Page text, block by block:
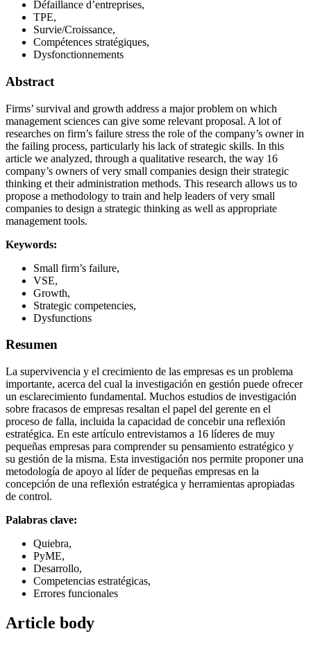
Défaillance d’entreprises,
TPE,
Survie/Croissance,
Compétences stratégiques,
Dysfonctionnements
Abstract
Firms’ survival and growth address a major problem on which
management sciences can give some relevant proposal. A lot of
researches on firm’s failure stress the role of the company’s owner in
the failing process, particularly his lack of strategic skills. In this
article we analyzed, through a qualitative research, the way 16
company’s owners of very small companies design their strategic
thinking et their administration methods. This research allows us to
propose a methodology to train and help leaders of very small
companies to design a strategic thinking as well as appropriate
management tools.
Keywords:
Small firm’s failure,
VSE,
Growth,
Strategic competencies,
Dysfunctions
Resumen
La supervivencia y el crecimiento de las empresas es un problema
importante, acerca del cual la investigación en gestión puede ofrecer
un esclarecimiento fundamental. Muchos estudios de investigación
sobre fracasos de empresas resaltan el papel del gerente en el
proceso de falla, incluida la capacidad de concebir una reflexión
estratégica. En este artículo entrevistamos a 16 líderes de muy
pequeñas empresas para comprender su pensamiento estratégico y
su gestión de la misma. Esta investigación nos permite proponer una
metodología de apoyo al líder de pequeñas empresas en la
concepción de una reflexión estratégica y herramientas apropiadas
de control.
Palabras clave:
Quiebra,
PyME,
Desarrollo,
Competencias estratégicas,
Errores funcionales
Article body